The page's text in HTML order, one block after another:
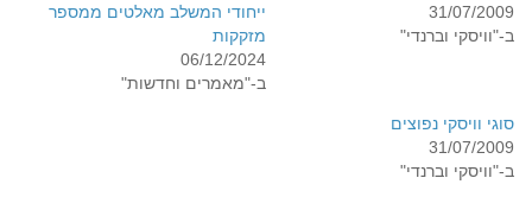
31/07/2009
ב-"וויסקי וברנדי"
ייחודי המשלב מאלטים ממספר
מזקקות
06/12/2024
ב-"מאמרים וחדשות"
סוגי וויסקי נפוצים
31/07/2009
ב-"וויסקי וברנדי"